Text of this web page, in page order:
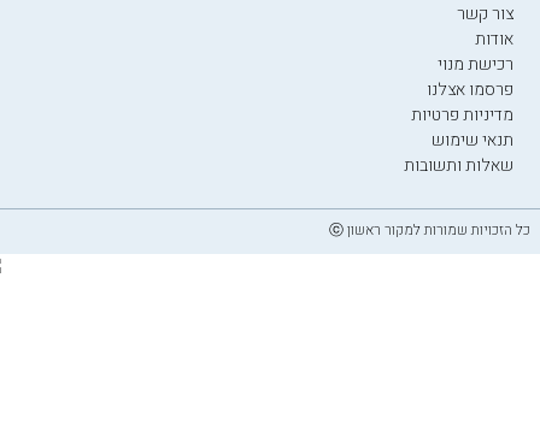
צור קשר
אודות
רכישת מנוי
פרסמו אצלנו
מדיניות פרטיות
תנאי שימוש
שאלות ותשובות
כל הזכויות שמורות למקור ראשון ⓒ